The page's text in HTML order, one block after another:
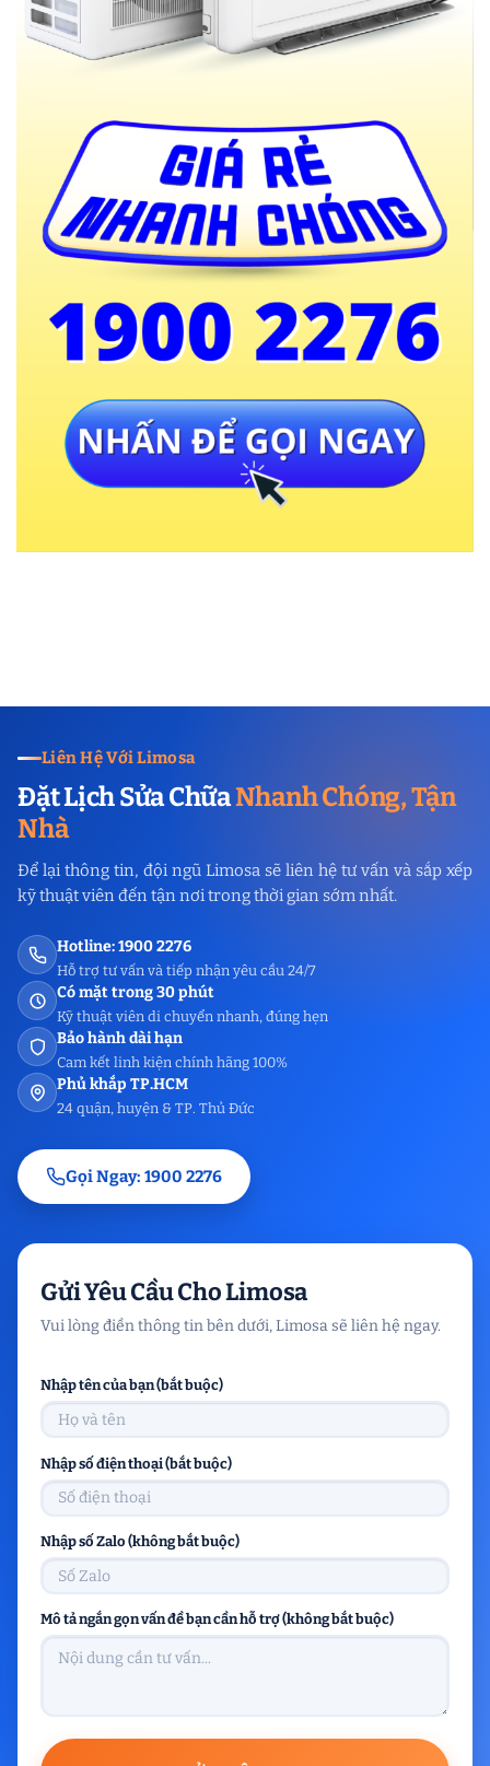
Liên Hệ Với Limosa
Đặt Lịch Sửa ChữaNhanh Chóng, Tận
Nhà
Để lại thông tin, đội ngũ Limosa sẽ liên hệ tư vấn và sắp xếp
kỹ thuật viên đến tận nơi trong thời gian sớm nhất.
Hotline: 1900 2276
Hỗ trợ tư vấn và tiếp nhận yêu cầu 24/7
Có mặt trong 30 phút
Kỹ thuật viên di chuyển nhanh, đúng hẹn
Bảo hành dài hạn
Cam kết linh kiện chính hãng 100%
Phủ khắp TP.HCM
24 quận, huyện & TP. Thủ Đức
Gọi Ngay: 1900 2276
Gửi Yêu Cầu Cho Limosa
Vui lòng điền thông tin bên dưới, Limosa sẽ liên hệ ngay.
Nhập tên của bạn (bắt buộc)
Nhập số điện thoại (bắt buộc)
Nhập số Zalo (không bắt buộc)
Mô tả ngắn gọn vấn đề bạn cần hỗ trợ (không bắt buộc)